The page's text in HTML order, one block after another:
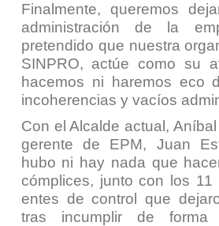
Finalmente, queremos
administración de la
pretendido que nuestra
SINPRO, actúe como su
hacemos ni haremos eco
incoherencias y vacíos
Con el Alcalde actual,
gerente de EPM, Juan
hubo ni hay nada que
cómplices, junto con los
entes de control que
tras incumplir de forma